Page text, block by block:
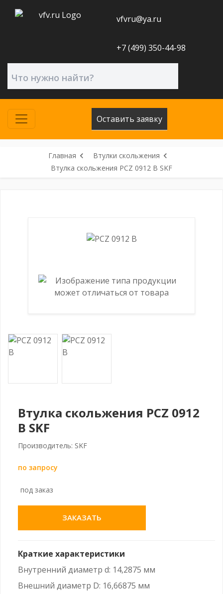
vfvru@ya.ru
+7 (499) 350-44-98
Оставить заявку
Главная
Втулки скольжения
Втулка скольжения PCZ 0912 B SKF
Втулка скольжения PCZ 0912
B SKF
Производитель: SKF
по запросу
под заказ
ЗАКАЗАТЬ
Краткие характеристики
Внутренний диаметр d: 14,2875 мм
Внешний диаметр D: 16,66875 мм